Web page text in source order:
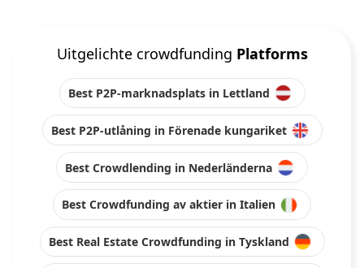
Uitgelichte crowdfunding Platforms
Best P2P-marknadsplats in Lettland
Best P2P-utlåning in Förenade kungariket
Best Crowdlending in Nederländerna
Best Crowdfunding av aktier in Italien
Best Real Estate Crowdfunding in Tyskland